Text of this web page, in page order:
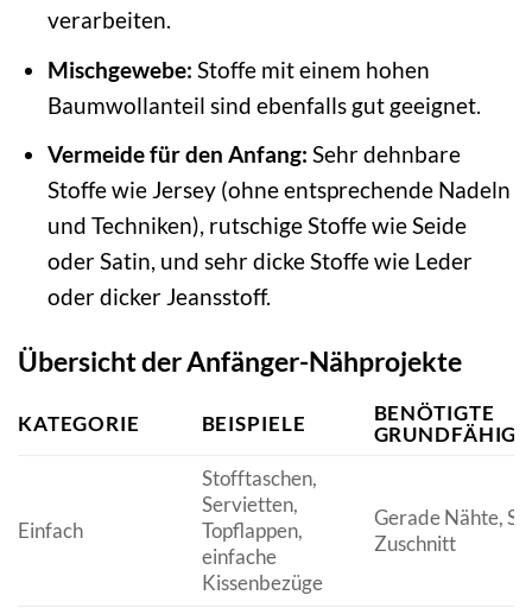
verarbeiten.
Mischgewebe: Stoffe mit einem hohen
Baumwollanteil sind ebenfalls gut geeignet.
Vermeide für den Anfang: Sehr dehnbare
Stoffe wie Jersey (ohne entsprechende Nadeln
und Techniken), rutschige Stoffe wie Seide
oder Satin, und sehr dicke Stoffe wie Leder
oder dicker Jeansstoff.
Übersicht der Anfänger-Nähprojekte
KATEGORIE BEISPIELE
BENÖTIGTE
Einfach
Stofftaschen,
Servietten,
Topflappen,
einfache
Kissenbezüge
Gerade Nähte,
Zuschnitt